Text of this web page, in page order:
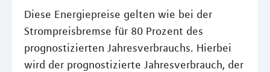
Diese Energiepreise gelten wie bei der
Strompreisbremse für 80 Prozent des
prognostizierten Jahresverbrauchs. Hierbei
wird der prognostizierte Jahresverbrauch, der